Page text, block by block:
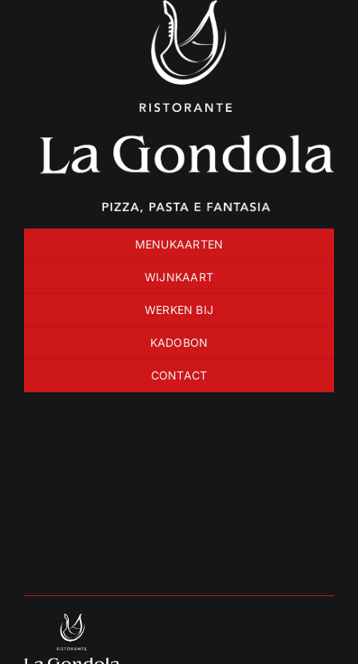
MENUKAARTEN
WIJNKAART
WERKEN BIJ
KADOBON
CONTACT